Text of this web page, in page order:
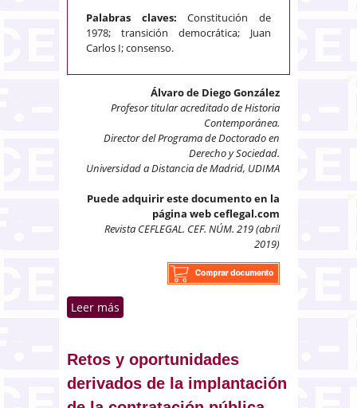
Palabras claves:Constitución de
1978; transición democrática; Juan
Carlos I; consenso.
Álvaro de Diego González
Profesor titular acreditado de Historia
Contemporánea.
Director del Programa de Doctorado en
Derecho y Sociedad.
Universidad a Distancia de Madrid, UDIMA
Puede adquirir este documento en la
página web ceflegal.com
Revista CEFLEGAL. CEF. NÚM. 219 (abril
2019)
Leer más
Retos y oportunidades
derivados de la implantación